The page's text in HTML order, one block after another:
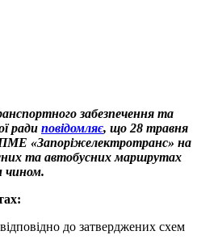
забезпечення та
ради повідомляє, що 28 травня
«Запоріжелектротранс» на
та автобусних маршрутах
чином.
до затверджених схем